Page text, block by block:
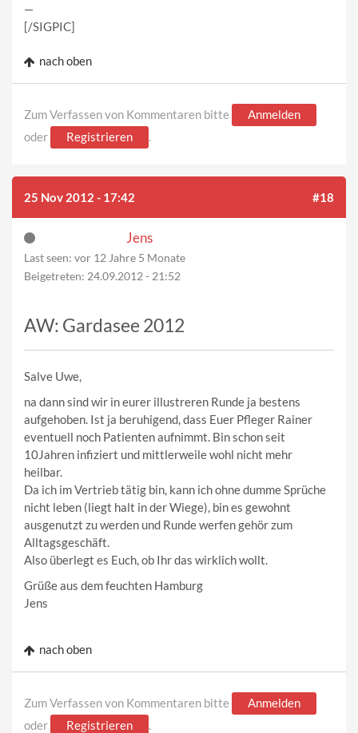
—
[/SIGPIC]
nach oben
Zum Verfassen von Kommentaren bitte
Anmelden
oder
Registrieren .
25 Nov 2012 - 17:42 #18
Jens
Last seen: vor 12 Jahre 5 Monate
Beigetreten: 24.09.2012 - 21:52
AW: Gardasee 2012
Salve Uwe,
na dann sind wir in eurer illustreren Runde ja bestens
aufgehoben. Ist ja beruhigend, dass Euer Pfleger Rainer
eventuell noch Patienten aufnimmt. Bin schon seit
10Jahren infiziert und mittlerweile wohl nicht mehr
heilbar.
Da ich im Vertrieb tätig bin, kann ich ohne dumme Sprüche
nicht leben (liegt halt in der Wiege), bin es gewohnt
ausgenutzt zu werden und Runde werfen gehör zum
Alltagsgeschäft.
Also überlegt es Euch, ob Ihr das wirklich wollt.
Grüße aus dem feuchten Hamburg
Jens
nach oben
Zum Verfassen von Kommentaren bitte
Anmelden
oder
Registrieren .